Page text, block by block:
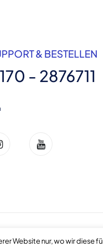
& BESTELLEN
- 2876711
All Rights Reserved
Website nur, wo wir diese